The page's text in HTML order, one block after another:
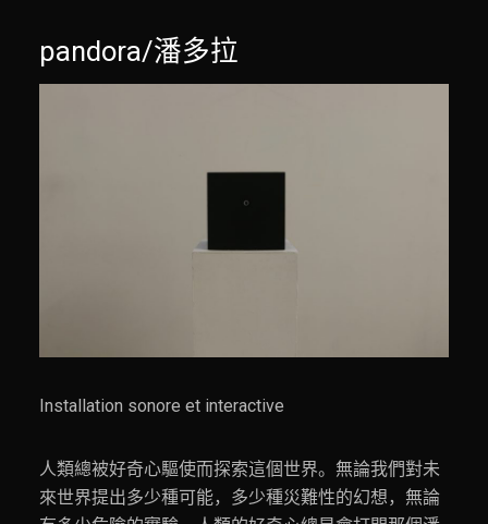
pandora/潘多拉
Installation sonore et interactive
人類總被好奇心驅使而探索這個世界。無論我們對未
來世界提出多少種可能，多少種災難性的幻想，無論